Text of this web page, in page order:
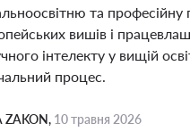
та
вишів і
інтелекту у вищій
процес.
ZAKON, 10 травня 2026